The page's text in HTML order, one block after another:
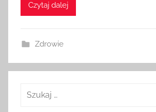
Czytaj dalej
Zdrowie
Szukaj: